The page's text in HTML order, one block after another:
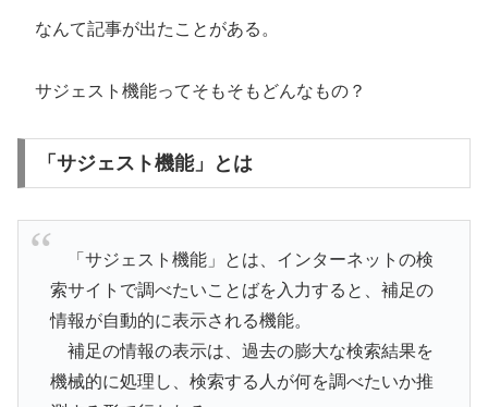
なんて記事が出たことがある。
サジェスト機能ってそもそもどんなもの？
「サジェスト機能」とは
「サジェスト機能」とは、インターネットの検
索サイトで調べたいことばを入力すると、補足の
情報が自動的に表示される機能。
補足の情報の表示は、過去の膨大な検索結果を
機械的に処理し、検索する人が何を調べたいか推